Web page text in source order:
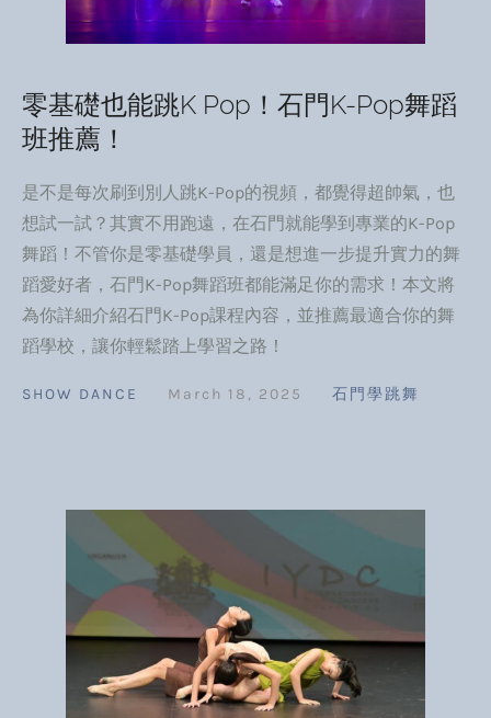
零基礎也能跳K Pop！石門K-Pop舞蹈
班推薦！
是不是每次刷到別人跳K-Pop的視頻，都覺得超帥氣，也
想試一試？其實不用跑遠，在石門就能學到專業的K-Pop
舞蹈！不管你是零基礎學員，還是想進一步提升實力的舞
蹈愛好者，石門K-Pop舞蹈班都能滿足你的需求！本文將
為你詳細介紹石門K-Pop課程內容，並推薦最適合你的舞
蹈學校，讓你輕鬆踏上學習之路！
SHOW DANCE March 18, 2025 石門學跳舞